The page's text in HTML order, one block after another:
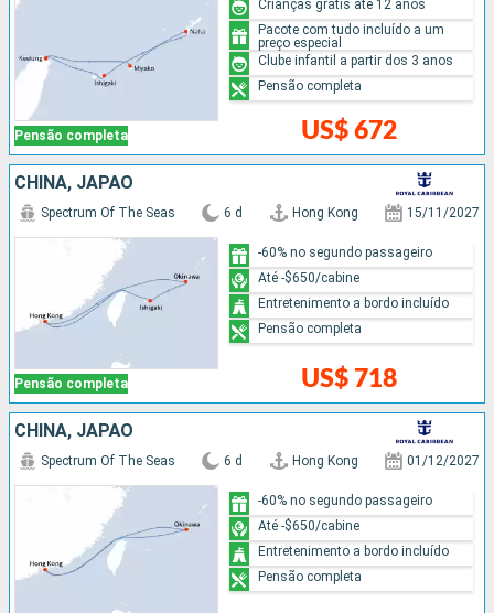
Pensão completa US$ 672
Crianças grátis até 12 anos
Pacote com tudo incluído a um
preço especial
Clube infantil a partir dos 3 anos
Pensão completa
CHINA, JAPÃO
Pensão completa
Spectrum Of The Seas 6 d Hong Kong 15/11/2027
US$ 718
-60% no segundo passageiro
Até -$650/cabine
Entretenimento a bordo incluído
Pensão completa
CHINA, JAPÃO
Spectrum Of The Seas 6 d Hong Kong 01/12/2027
-60% no segundo passageiro
Até -$650/cabine
Entretenimento a bordo incluído
Pensão completa